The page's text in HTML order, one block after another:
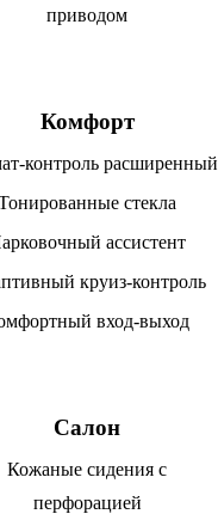
приводом
Комфорт
контроль расширенный
стекла
ассистент
круиз-контроль
вход-выход
Салон
Кожаные сидения с
перфорацией